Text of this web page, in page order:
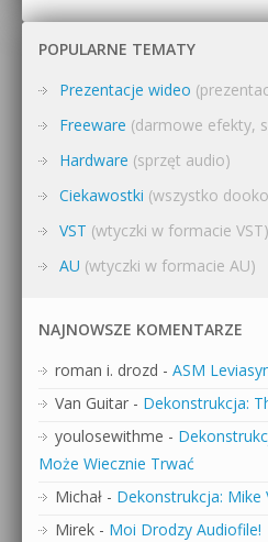
POPULARNE TEMATY
Prezentacje wideo
Freeware (darmowe efekty,
Hardware (sprzęt audio)
Ciekawostki (wszystko
VST (wtyczki w formacie VST)
AU (wtyczki w formacie AU)
NAJNOWSZE KOMENTARZE
roman i. drozd - ASM
Van Guitar - Dekonstrukcja:
youlosewithme -
Może Wiecznie Trwać
Michał - Dekonstrukcja: Mike
Mirek - Moi Drodzy Audiofile!